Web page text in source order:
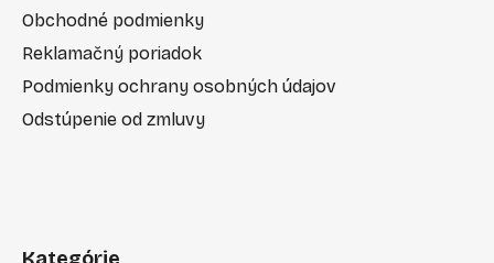
Obchodné podmienky
Reklamačný poriadok
Podmienky ochrany osobných údajov
Odstúpenie od zmluvy